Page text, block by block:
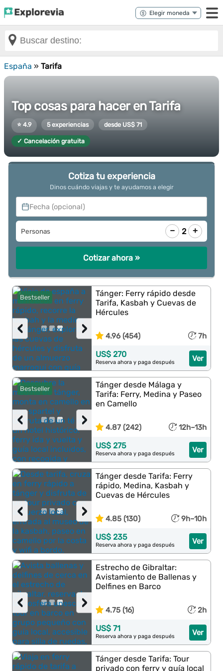
España » Tarifa
Top cosas para hacer en Tarifa
⭐ 4.9 5 experiencias desde US$ 71
✓ Cancelación gratuita
Cotiza tu experiencia
Dinos cuándo viajas y te ayudamos a elegir
Fecha (opcional)
Personas − 2 +
Cotizar ahora »
Bestseller
›
‹
Tánger: Ferry rápido desde
Tarifa, Kasbah y Cuevas de
Hércules
4.96 (454) 7h
Ver
US$ 270
Reserva ahora y paga después
Bestseller
›
‹
Tánger desde Málaga y
Tarifa: Ferry, Medina y Paseo
en Camello
4.87 (242) 12h–13h
Ver
US$ 275
Reserva ahora y paga después
›
‹
Tánger desde Tarifa: Ferry
rápido, Medina, Kasbah y
Cuevas de Hércules
4.85 (130) 9h–10h
Ver
US$ 235
Reserva ahora y paga después
›
‹
Estrecho de Gibraltar:
Avistamiento de Ballenas y
Delfines en Barco
4.75 (16) 2h
Ver
US$ 71
Reserva ahora y paga después
Tánger desde Tarifa: Tour
privado con ferry y guía local